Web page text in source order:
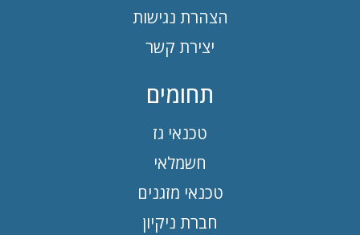
הצהרת נגישות
יצירת קשר
תחומים
טכנאי גז
חשמלאי
טכנאי מזגנים
חברת ניקיון